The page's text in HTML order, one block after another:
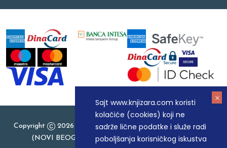
Sajt www.knjizara.com koristi
kolačiće (cookies) koji ne
sadrže lične podatke i služe radi
poboljšanja korisničkog iskustva
Copyright
2026 Knjizara.com - MAKART DOO BEOGRAD
(NOVI BEOGRAD), PIB: 105184104, MB: 20337524